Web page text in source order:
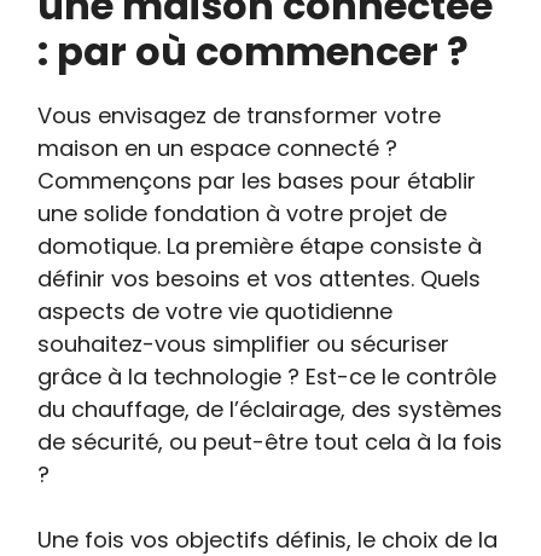
: par où commencer ?
Vous envisagez de transformer votre
maison en un espace connecté ?
Commençons par les bases pour établir
une solide fondation à votre projet de
domotique. La première étape consiste à
définir vos besoins et vos attentes. Quels
aspects de votre vie quotidienne
souhaitez-vous simplifier ou sécuriser
grâce à la technologie ? Est-ce le contrôle
du chauffage, de l’éclairage, des systèmes
de sécurité, ou peut-être tout cela à la fois
?
Une fois vos objectifs définis, le choix de la